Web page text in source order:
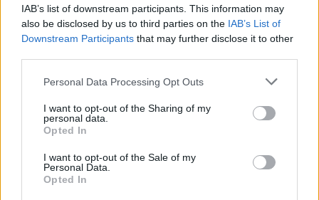
IAB’s list of downstream participants. This information may
also be disclosed by us to third parties on the IAB’s List of
Downstream Participants that may further disclose it to other
Personal Data Processing Opt Outs
I want to opt-out of the Sharing of my
personal data.
Opted In
I want to opt-out of the Sale of my
Personal Data.
Opted In
Budapest Economic Forum 2026Átalakulóban a magyar
gazdaságpolitika, a választások után gyökeresen
környezetben? Ez lesz a Portfolio idei kiemelt
gazdaságpolitikai konferenciájának legfontosabb
témája.Információ és jelentkezésA 2008-ban indult
pénzügyi és világgazdasági...
KEDVES OLVASÓNK!